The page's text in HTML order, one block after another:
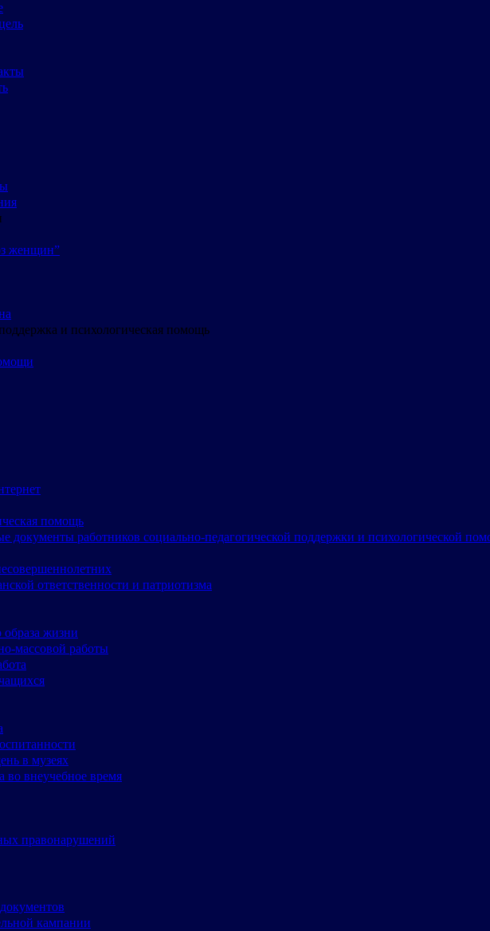
женщин”
и психологическая помощь
помощь
документы работников социально-педагогической поддержки и психологической
ответственности и патриотизма
образа жизни
массовой работы
в музеях
во внеучебное время
правонарушений
кампании